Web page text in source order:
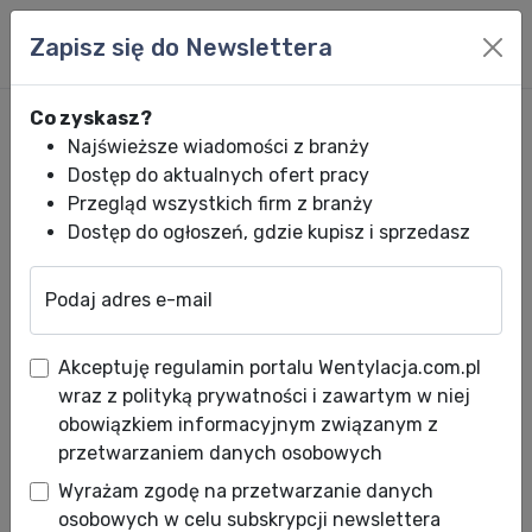
Stropodach wentylowany -
czym jest i jak go wykonać?
Data publikacji: 06.01.2020
Stropodach zamyka budynek od góry, pełni
Zapisz się do Newslettera
Co zyskasz?
Najświeższe wiadomości z branży
Dostęp do aktualnych ofert pracy
Przegląd wszystkich firm z branży
Dostęp do ogłoszeń, gdzie kupisz i sprzedasz
Podaj adres e-mail
Akceptuję regulamin portalu Wentylacja.com.pl
wraz z polityką prywatności i zawartym w niej
obowiązkiem informacyjnym związanym z
przetwarzaniem danych osobowych
Wyrażam zgodę na przetwarzanie danych
osobowych w celu subskrypcji newslettera